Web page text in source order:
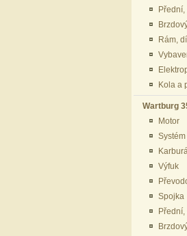
Rám,
Kola a
Wartburg
Motor
Výfuk
Spojka